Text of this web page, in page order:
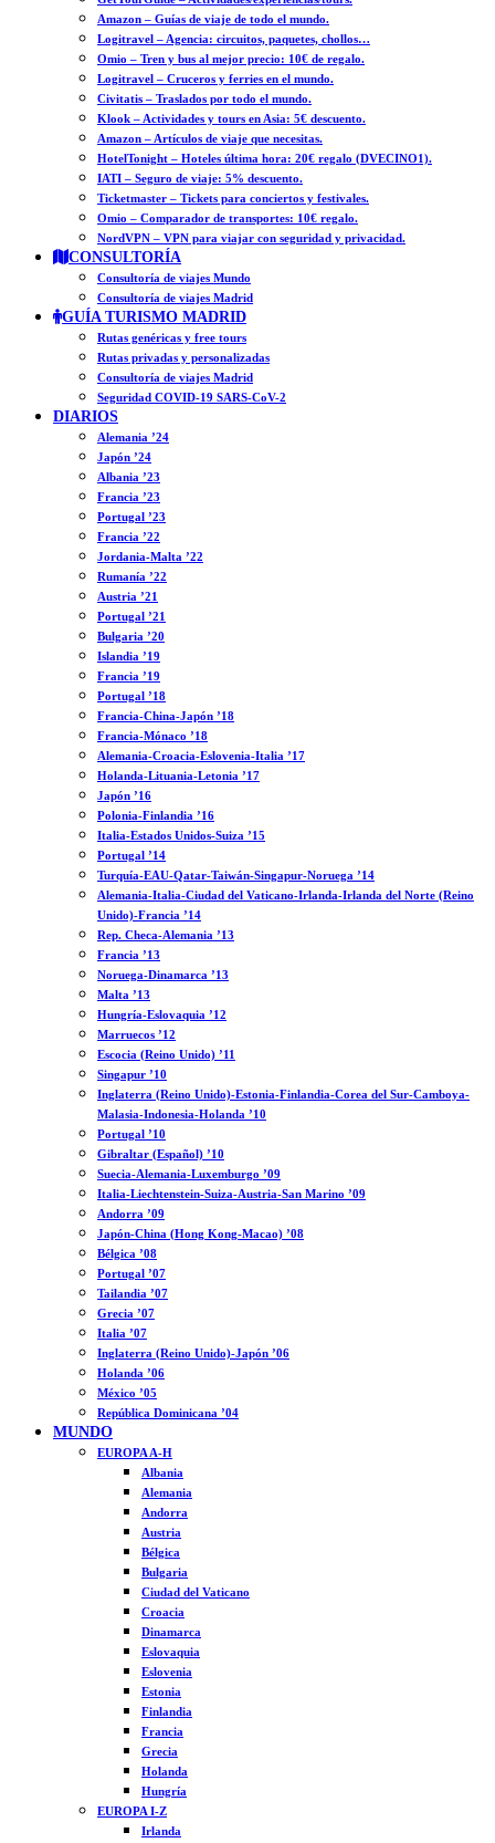
Amazon – Guías de viaje de todo el mundo.
Logitravel – Agencia: circuitos, paquetes, chollos…
Omio – Tren y bus al mejor precio: 10€ de regalo.
Logitravel – Cruceros y ferries en el mundo.
Civitatis – Traslados por todo el mundo.
Klook – Actividades y tours en Asia: 5€ descuento.
Amazon – Artículos de viaje que necesitas.
HotelTonight – Hoteles última hora: 20€ regalo (DVECINO1).
IATI – Seguro de viaje: 5% descuento.
Ticketmaster – Tickets para conciertos y festivales.
Omio – Comparador de transportes: 10€ regalo.
NordVPN – VPN para viajar con seguridad y privacidad.
CONSULTORÍA
Consultoría de viajes Mundo
Consultoría de viajes Madrid
GUÍA TURISMO MADRID
Rutas genéricas y free tours
Rutas privadas y personalizadas
Consultoría de viajes Madrid
Seguridad COVID-19 SARS-CoV-2
DIARIOS
Alemania ’24
Japón ’24
Albania ’23
Francia ’23
Portugal ’23
Francia ’22
Jordania-Malta ’22
Rumanía ’22
Austria ’21
Portugal ’21
Bulgaria ’20
Islandia ’19
Francia ’19
Portugal ’18
Francia-China-Japón ’18
Francia-Mónaco ’18
Alemania-Croacia-Eslovenia-Italia ’17
Holanda-Lituania-Letonia ’17
Japón ’16
Polonia-Finlandia ’16
Italia-Estados Unidos-Suiza ’15
Portugal ’14
Turquía-EAU-Qatar-Taiwán-Singapur-Noruega ’14
Alemania-Italia-Ciudad del Vaticano-Irlanda-Irlanda del Norte (Reino
Unido)-Francia ’14
Rep. Checa-Alemania ’13
Francia ’13
Noruega-Dinamarca ’13
Malta ’13
Hungría-Eslovaquia ’12
Marruecos ’12
Escocia (Reino Unido) ’11
Singapur ’10
Inglaterra (Reino Unido)-Estonia-Finlandia-Corea del Sur-Camboya-
Malasia-Indonesia-Holanda ’10
Portugal ’10
Gibraltar (Español) ’10
Suecia-Alemania-Luxemburgo ’09
Italia-Liechtenstein-Suiza-Austria-San Marino ’09
Andorra ’09
Japón-China (Hong Kong-Macao) ’08
Bélgica ’08
Portugal ’07
Tailandia ’07
Grecia ’07
Italia ’07
Inglaterra (Reino Unido)-Japón ’06
Holanda ’06
México ’05
República Dominicana ’04
MUNDO
EUROPA A-H
Albania
Alemania
Andorra
Austria
Bélgica
Bulgaria
Ciudad del Vaticano
Croacia
Dinamarca
Eslovaquia
Eslovenia
Estonia
Finlandia
Francia
Grecia
Holanda
Hungría
EUROPA I-Z
Irlanda